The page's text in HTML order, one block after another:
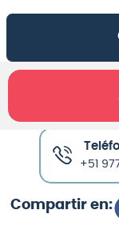
Canales de
+51